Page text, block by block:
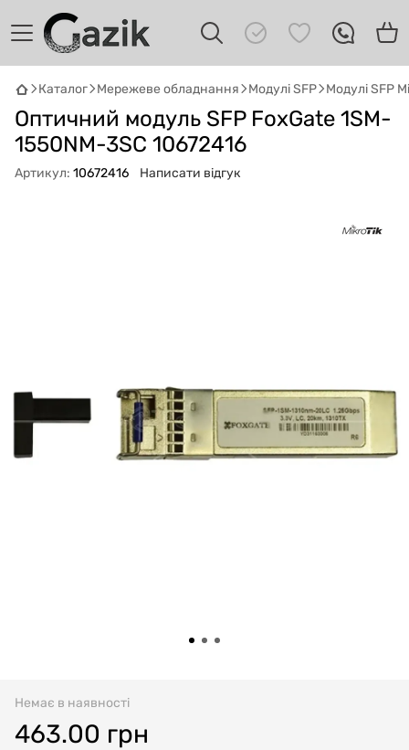
Каталог Мережеве обладнання Модулі SFP Модулі SFP
Оптичний модуль SFP FoxGate 1SM-
1550NM-3SC 10672416
Артикул: 10672416 Написати відгук
Немає в наявності
463.00 грн
AI
Онлайн · пошук техніки
Привіт! 👋 Я Gazik AI — допоможу